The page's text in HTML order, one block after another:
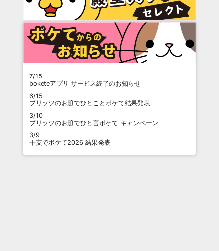
7/15
boketeアプリ サービス終了のお知らせ
6/15
プリッツのお題でひとことボケて結果発表
3/10
プリッツのお題でひと言ボケて キャンペーン
3/9
干支でボケて2026 結果発表